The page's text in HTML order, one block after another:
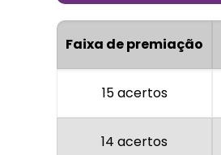
Faixa de premiação
15 acertos
14 acertos